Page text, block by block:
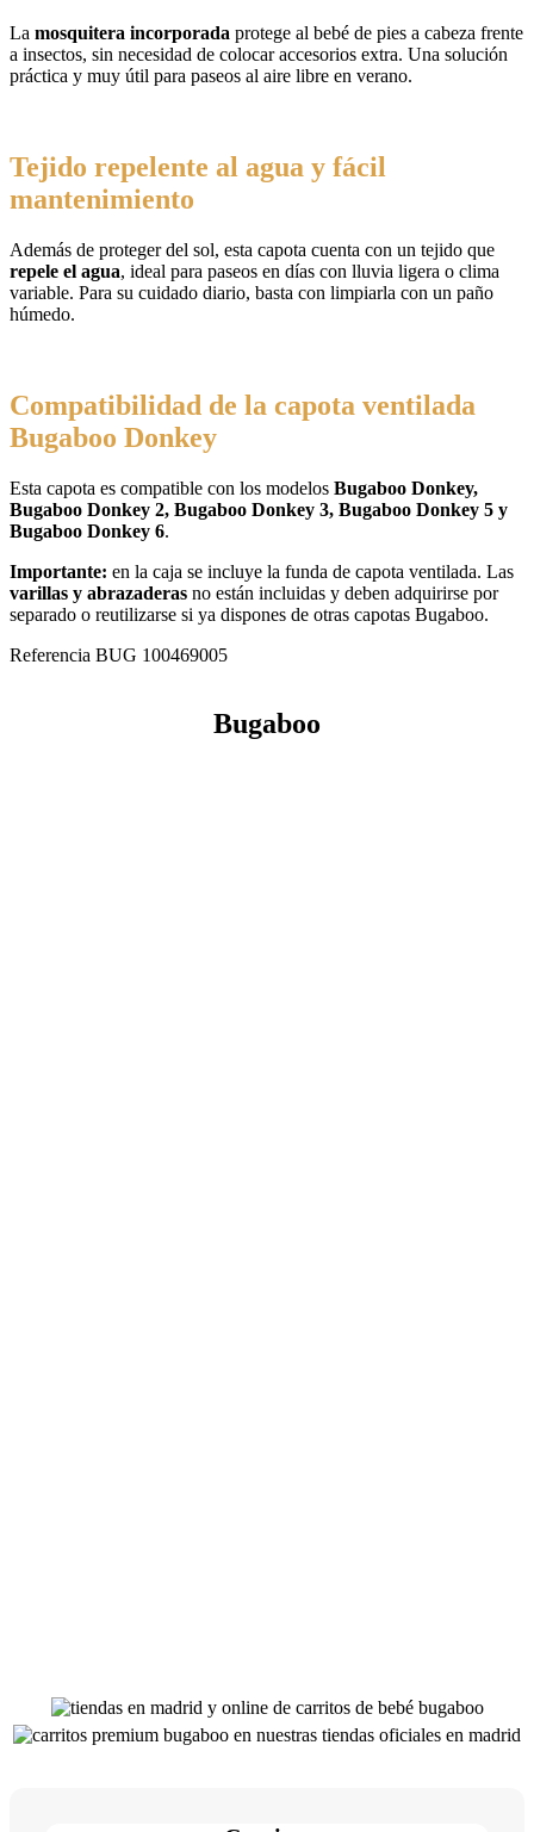
La mosquitera incorporada protege al bebé de pies a cabeza frente
a insectos, sin necesidad de colocar accesorios extra. Una solución
práctica y muy útil para paseos al aire libre en verano.
Tejido repelente al agua y fácil
mantenimiento
Además de proteger del sol, esta capota cuenta con un tejido que
repele el agua, ideal para paseos en días con lluvia ligera o clima
variable. Para su cuidado diario, basta con limpiarla con un paño
húmedo.
Compatibilidad de la capota ventilada
Bugaboo Donkey
Esta capota es compatible con los modelos Bugaboo Donkey,
Bugaboo Donkey 2, Bugaboo Donkey 3, Bugaboo Donkey 5 y
Bugaboo Donkey 6.
Importante: en la caja se incluye la funda de capota ventilada. Las
varillas y abrazaderas no están incluidas y deben adquirirse por
separado o reutilizarse si ya dispones de otras capotas Bugaboo.
Referencia BUG 100469005
Bugaboo